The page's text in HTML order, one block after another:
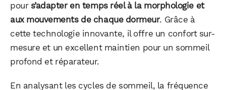
pour s’adapter en temps réel à la morphologie et
aux mouvements de chaque dormeur. Grâce à
cette technologie innovante, il offre un confort sur-
mesure et un excellent maintien pour un sommeil
profond et réparateur.
En analysant les cycles de sommeil, la fréquence